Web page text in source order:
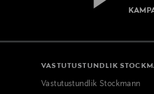
VASTUTUSTUNDLIK
Vastutustundlik Stockmann